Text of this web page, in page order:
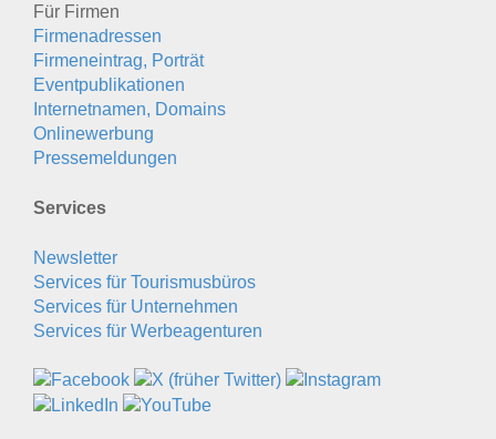
Für Firmen
Firmenadressen
Firmeneintrag, Porträt
Eventpublikationen
Internetnamen, Domains
Onlinewerbung
Pressemeldungen
Services
Newsletter
Services für Tourismusbüros
Services für Unternehmen
Services für Werbeagenturen